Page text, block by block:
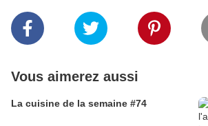
Vous aimerez aussi
La cuisine de la semaine #74